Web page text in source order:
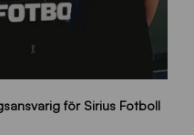
för Sirius Fotboll